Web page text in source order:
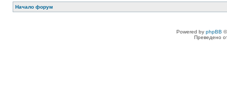
Начало форум
Powered by phpBB
Преведено